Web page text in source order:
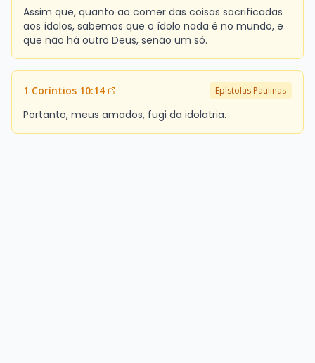
Assim que, quanto ao comer das coisas sacrificadas
aos ídolos, sabemos que o ídolo nada é no mundo, e
que não há outro Deus, senão um só.
1 Coríntios 10:14 Epístolas Paulinas
Portanto, meus amados, fugi da idolatria.